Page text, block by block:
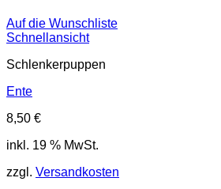
Auf die Wunschliste
Schnellansicht
Schlenkerpuppen
Ente
8,50 €
inkl. 19 % MwSt.
zzgl. Versandkosten